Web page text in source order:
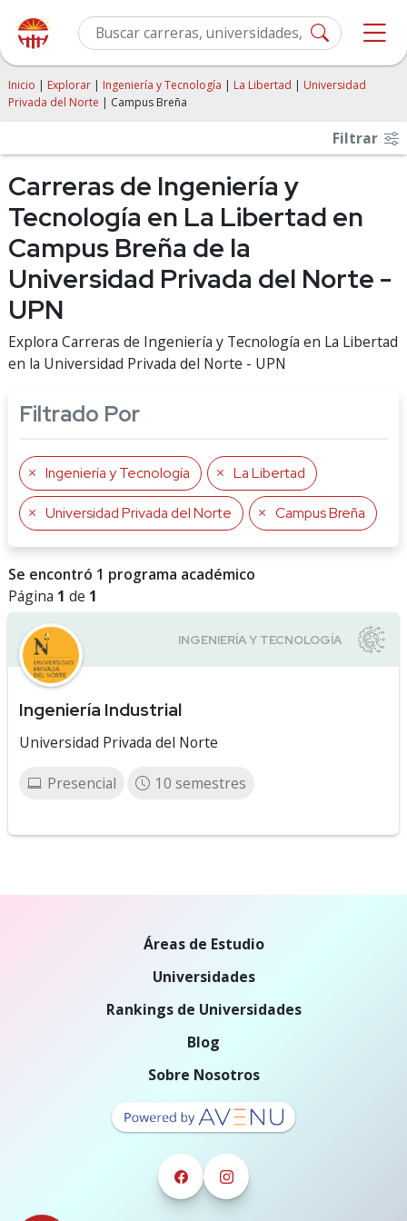
Inicio | Explorar | Ingeniería y Tecnología | La Libertad | Universidad
Privada del Norte | Campus Breña
Filtrar
Carreras de Ingeniería y
Tecnología en La Libertad en
Campus Breña de la
Universidad Privada del Norte -
UPN
Explora Carreras de Ingeniería y Tecnología en La Libertad
en la Universidad Privada del Norte - UPN
Filtrado Por
Ingeniería y Tecnología La Libertad
Universidad Privada del Norte Campus Breña
Se encontró 1 programa académico
Página 1 de 1
Ingeniería Industrial
Universidad Privada del Norte
Presencial 10 semestres
Áreas de Estudio
Universidades
Rankings de Universidades
Blog
Sobre Nosotros